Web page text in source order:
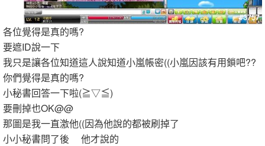
各位覺得是真的嗎?
要遮ID說一下
我只是讓各位知道這人說知道小嵐帳密((小嵐因該有用鎖吧??
你們覺得是真的嗎?
小秘書回答一下啦(≧▽≦)
要刪掉也OK@@
那圖是我一直激他((因為他說的都被刷掉了
小小秘書問了後 他才說的